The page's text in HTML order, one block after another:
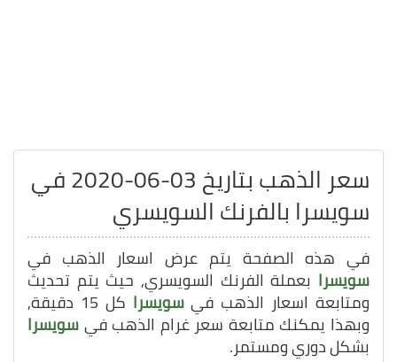
سعر الذهب بتاريخ 03-06-2020 في
سويسرا بالفرنك السويسري
في هذه الصفحة يتم عرض اسعار الذهب في
سويسرا بعملة الفرنك السويسري, حيث يتم تحديث
ومتابعة اسعار الذهب فيسويسرا كل 15 دقيقة,
وبهذا يمكنك متابعة سعر غرام الذهب فيسويسرا
بشكل دوري ومستمر.